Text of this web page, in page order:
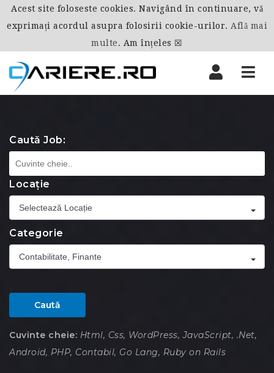
Caută Job:
Locație
Selectează Locație
Categorie
Contabilitate, Finante
Caută
Cuvinte cheie: Html, Css, WordPress, JavaScript, .Net,
Android, PHP, Contabil, Go Lang, Ruby on Rails
Acest site foloseste cookies. Navigând în continuare, vă
exprimați acordul asupra folosirii cookie-urilor. Află mai
multe. Am înțeles ☒